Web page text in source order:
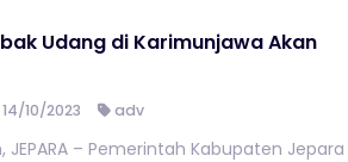
Udang di Karimunjawa Akan
14/10/2023 adv
JEPARA – Pemerintah Kabupaten Jepara